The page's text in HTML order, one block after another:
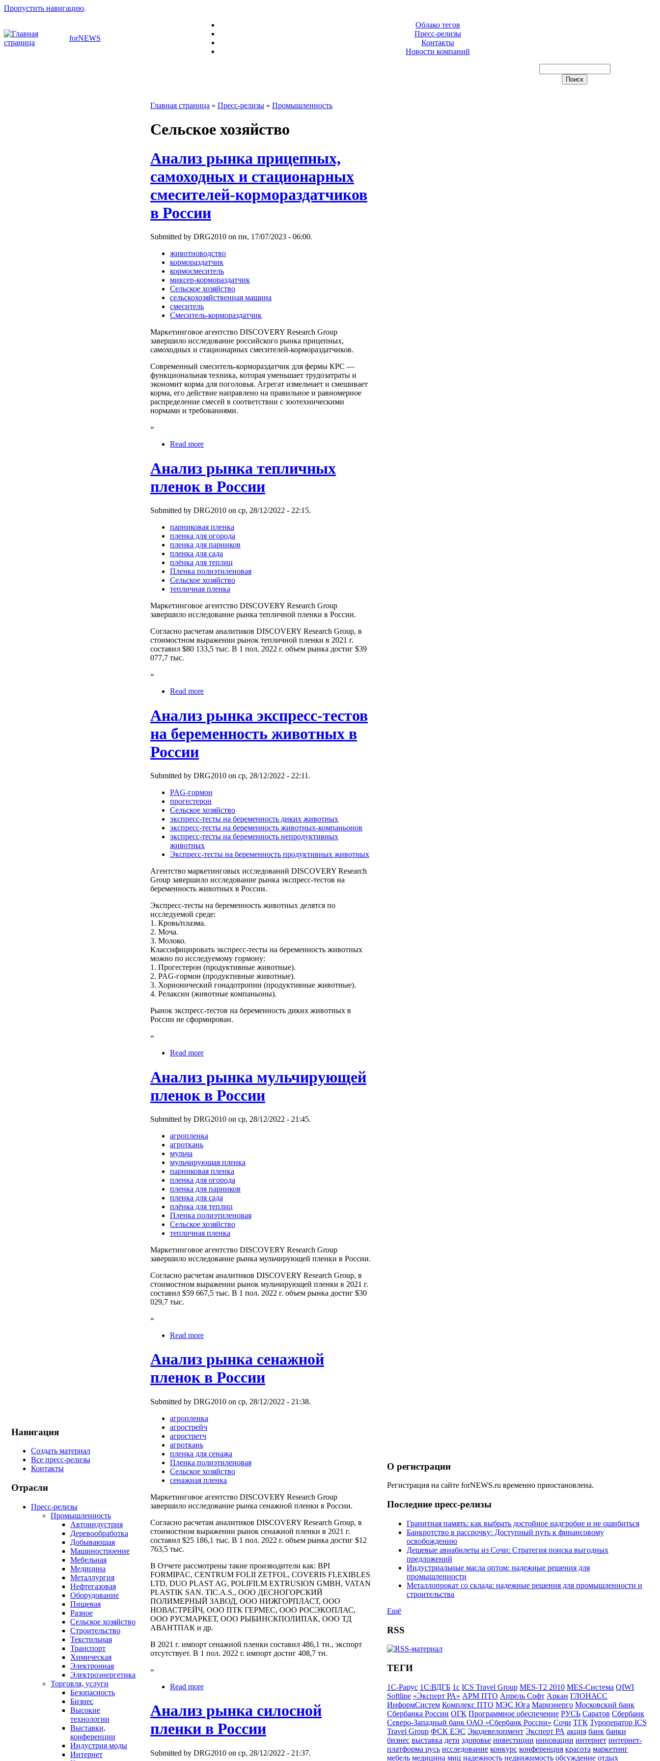
Пропустить навигацию.
forNEWS
Облако тегов
Пресс-релизы
Контакты
Новости компаний
Навигация
Создать материал
Все пресс-релизы
Контакты
Отрасли
Пресс-релизы
Промышленность
Автоиндустрия
Деревообработка
Добывающая
Машиностроение
Мебельная
Медицина
Металлургия
Нефтегазовая
Оборудование
Пищевая
Разное
Сельское хозяйство
Строительство
Текстильная
Транспорт
Химическая
Электронная
Электроэнергетика
Торговля, услуги
Безопасность
Бизнес
Высокие
технологии
Выставки,
конференции
Индустрия моды
Интернет
Главная страница » Пресс-релизы » Промышленность
Сельское хозяйство
Анализ рынка прицепных,
самоходных и стационарных
смесителей-кормораздатчиков
в России
Submitted by DRG2010 on пн, 17/07/2023 - 06:00.
животноводство
кормораздатчик
кормосмеситель
миксер-кормораздатчик
Сельское хозяйство
сельскохозяйственная машина
смеситель
Смеситель-кормораздатчик
Маркетинговое агентство DISCOVERY Research Group
завершило исследование российского рынка прицепных,
самоходных и стационарных смесителей-кормораздатчиков.
Современный смеситель-кормораздатчик для фермы КРС —
функциональная техника, которая уменьшает трудозатраты и
экономит корма для поголовья. Агрегат измельчает и смешивает
корма, его действие направлено на правильное и равномерное
распределение смесей в соответствии с зоотехническими
нормами и требованиями.
»
Read more
Анализ рынка тепличных
пленок в России
Submitted by DRG2010 on ср, 28/12/2022 - 22:15.
парниковая пленка
пленка для огорода
пленка для парников
пленка для сада
плёнка для теплиц
Пленка полиэтиленовая
Сельское хозяйство
тепличная пленка
Маркетинговое агентство DISCOVERY Research Group
завершило исследование рынка тепличной пленки в России.
Согласно расчетам аналитиков DISCOVERY Research Group, в
стоимостном выражении рынок тепличной пленки в 2021 г.
составил $80 133,5 тыс. В 1 пол. 2022 г. объем рынка достиг $39
077,7 тыс.
»
Read more
Анализ рынка экспресс-тестов
на беременность животных в
России
Submitted by DRG2010 on ср, 28/12/2022 - 22:11.
PAG-гормон
прогестерон
Сельское хозяйство
экспресс-тесты на беременность диких животных
экспресс-тесты на беременность животных-компаньонов
экспресс-тесты на беременность непродуктивных
животных
Экспресс-тесты на беременность продуктивных животных
Агентство маркетинговых исследований DISCOVERY Research
Group завершило исследование рынка экспресс-тестов на
беременность животных в России.
Экспресс-тесты на беременность животных делятся по
исследуемой среде:
1. Кровь/плазма.
2. Моча.
3. Молоко.
Классифицировать экспресс-тесты на беременность животных
можно по исследуемому гормону:
1. Прогестерон (продуктивные животные).
2. PAG-гормон (продуктивные животные).
3. Хорионический гонадотропин (продуктивные животные).
4. Релаксин (животные компаньоны).
Рынок экспресс-тестов на беременность диких животных в
России не сформирован.
»
Read more
Анализ рынка мульчирующей
пленок в России
Submitted by DRG2010 on ср, 28/12/2022 - 21:45.
агропленка
агроткань
мульча
мульчирующая пленка
парниковая пленка
пленка для огорода
пленка для парников
пленка для сада
плёнка для теплиц
Пленка полиэтиленовая
Сельское хозяйство
тепличная пленка
Маркетинговое агентство DISCOVERY Research Group
завершило исследование рынка мульчирующей пленки в России.
Согласно расчетам аналитиков DISCOVERY Research Group, в
стоимостном выражении рынок мульчирующей пленки в 2021 г.
составил $59 667,5 тыс. В 1 пол. 2022 г. объем рынка достиг $30
029,7 тыс.
»
Read more
Анализ рынка сенажной
пленок в России
Submitted by DRG2010 on ср, 28/12/2022 - 21:38.
агропленка
агрострейч
агростретч
агроткань
пленка для сенажа
Пленка полиэтиленовая
Сельское хозяйство
сенажная пленка
Маркетинговое агентство DISCOVERY Research Group
завершило исследование рынка сенажной пленки в России.
Согласно расчетам аналитиков DISCOVERY Research Group, в
стоимостном выражении рынок сенажной пленки в 2021 г.
составил $25 186,1 тыс. В 1 пол. 2022 г. объем рынка достиг $12
763,5 тыс.
В Отчете рассмотрены такие производители как: BPI
FORMIPAC, CENTRUM FOLII ZETFOL, COVERIS FLEXIBLES
LTD, DUO PLAST AG, POLIFILM EXTRUSION GMBH, VATAN
PLASTIK SAN. TIC.A.S., ООО ДЕСНОГОРСКИЙ
ПОЛИМЕРНЫЙ ЗАВОД, ООО НИЖГОРПЛАСТ, ООО
НОВАСТРЕЙЧ, ООО ПТК ГЕРМЕС, ООО РОСЭКОПЛАС,
ООО РУСМАРКЕТ, ООО РЫБИНСКПОЛИПАК, ООО ТД
АВАНТПАК и др.
В 2021 г. импорт сенажной пленки составил 486,1 тн., экспорт
отсутствует. В 1 пол. 2022 г. импорт достиг 408,7 тн.
»
Read more
Анализ рынка силосной
пленки в России
Submitted by DRG2010 on ср, 28/12/2022 - 21:37.
О регистрации
Регистрация на сайте forNEWS.ru временно приостановлена.
Последние пресс-релизы
Гранитная память: как выбрать достойное надгробие и не ошибиться
Банкротство в рассрочку: Доступный путь к финансовому
освобождению
Дешевые авиабилеты из Сочи: Стратегия поиска выгодных
предложений
Индустриальные масла оптом: надежные решения для
промышленности
Металлопрокат со склада: надежные решения для промышленности и
строительства
Ещё
RSS
ТЕГИ
1С-Рарус 1С:ВДГБ 1с ICS Travel Group MES-T2 2010 MES-Система QIWI
Softline «Эксперт РА» АРМ ПТО Апрель Софт Аркан ГЛОНАСС
ИнформСистем Комплекс ПТО МЭС Юга Мариэнерго Московский банк
Сбербанка России ОГК Программное обеспечение РУСЬ Саратов Сбербанк
Северо-Западный банк ОАО «Сбербанк России» Сочи ТГК Туроператор ICS
Travel Group ФСК ЕЭС Экодевелопмент Эксперт РА акция банк банки
бизнес выставка дети здоровье инвестиции инновации интернет интернет-
платформа русь исследование конкурс конференция красота маркетинг
мебель медицина миц надежность недвижимость обсуждение отдых